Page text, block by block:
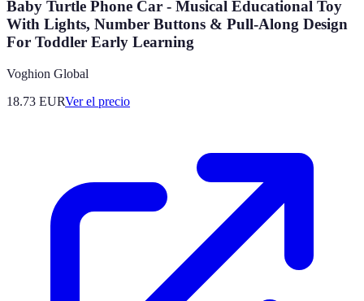
Baby Turtle Phone Car - Musical Educational Toy
With Lights, Number Buttons & Pull-Along Design
For Toddler Early Learning
Voghion Global
18.73 EURVer el precio